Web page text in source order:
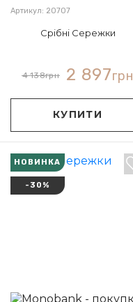
Артикул: 20707
Срібні Сережки
4 138грн 2 897грн
КУПИТИ
НОВИНКА
-30%